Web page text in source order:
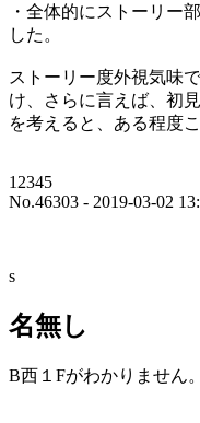
・全体的にストーリー
した。
ストーリー度外視気味
け、さらに言えば、初
を考えると、ある程度
12345
No.46303 - 2019-03-02
s
名無し
B西１Fがわかりません。